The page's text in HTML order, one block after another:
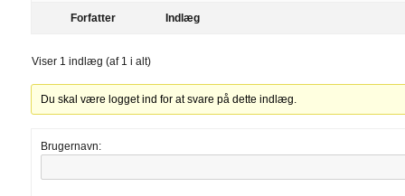
Forfatter Indlæg
Viser 1 indlæg (af 1 i alt)
Du skal være logget ind for at svare på dette indlæg.
Brugernavn: